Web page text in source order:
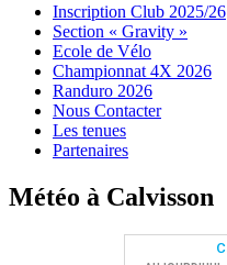
Menu
Widgets
Recherche
Aller
contenu
Inscription Club 2025/26
Section « Gravity »
Ecole de Vélo
Championnat 4X 2026
Randuro 2026
Nous Contacter
Les tenues
Partenaires
Météo à Calvisson